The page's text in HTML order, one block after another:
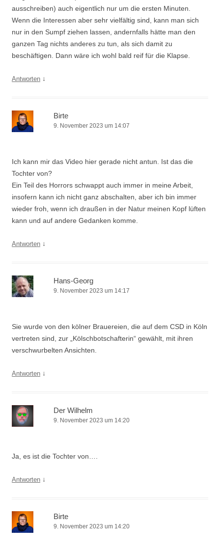
ausschreiben) auch eigentlich nur um die ersten Minuten.
Wenn die Interessen aber sehr vielfältig sind, kann man sich
nur in den Sumpf ziehen lassen, andernfalls hätte man den
ganzen Tag nichts anderes zu tun, als sich damit zu
beschäftigen. Dann wäre ich wohl bald reif für die Klapse.
Antworten ↓
Birte
9. November 2023 um 14:07
Ich kann mir das Video hier gerade nicht antun. Ist das die
Tochter von?
Ein Teil des Horrors schwappt auch immer in meine Arbeit,
insofern kann ich nicht ganz abschalten, aber ich bin immer
wieder froh, wenn ich draußen in der Natur meinen Kopf lüften
kann und auf andere Gedanken komme.
Antworten ↓
Hans-Georg
9. November 2023 um 14:17
Sie wurde von den kölner Brauereien, die auf dem CSD in Köln
vertreten sind, zur „Kölschbotschafterin“ gewählt, mit ihren
verschwurbelten Ansichten.
Antworten ↓
Der Wilhelm
9. November 2023 um 14:20
Ja, es ist die Tochter von….
Antworten ↓
Birte
9. November 2023 um 14:20